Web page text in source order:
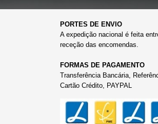
PORTES DE ENVIO
A expedição nacional é feita
receção das encomendas.
FORMAS DE PAGAMENTO
Transferência Bancária,
Cartão Crédito, PAYPAL